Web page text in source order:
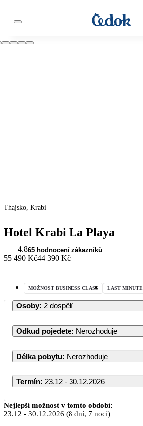
Thajsko, Krabi
Hotel Krabi La Playa
4.865 hodnocení zákazníků
55 490 Kč44 390 Kč
MOŽNOST BUSINESS CLASS LAST MINUTE
Osoby: 2 dospělí
Odkud pojedete: Nerozhoduje
Délka pobytu: Nerozhoduje
Termín: 23.12 - 30.12.2026
Nejlepší možnost v tomto období:
23.12 - 30.12.2026 (8 dní, 7 nocí)